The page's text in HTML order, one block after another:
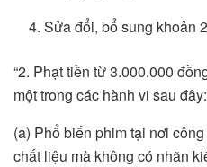
Sửa đổi, bổ sung khoản
“2. Phạt tiền từ 3.000.000
một trong các hành vi sau đây:
(a) Phổ biến phim tại nơi
chất liệu mà không có nhãn